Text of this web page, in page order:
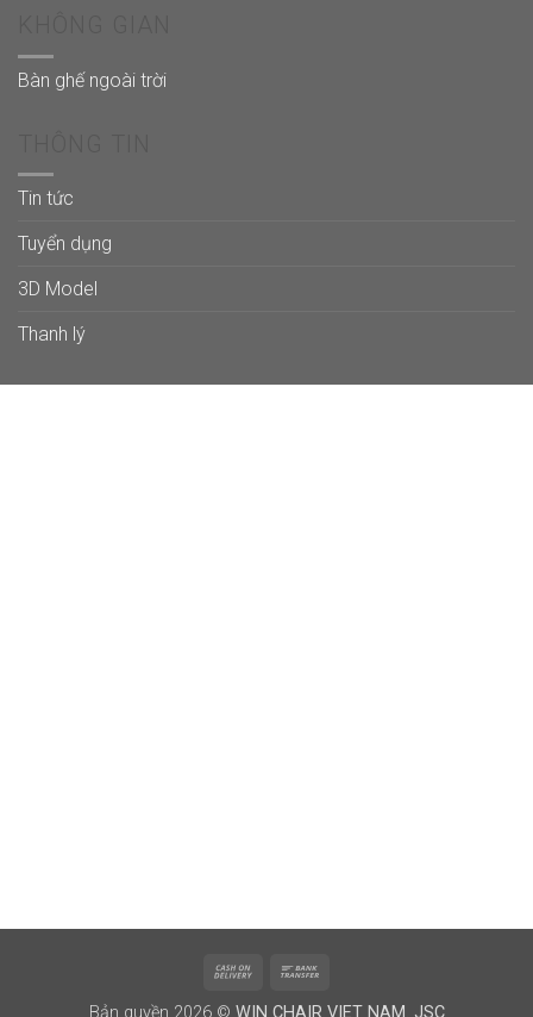
Bàn ghế ngoài trời
Tin tức
Tuyển dụng
3D Model
Thanh lý
Cash